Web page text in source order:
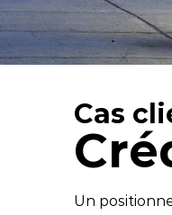
Cas
Un